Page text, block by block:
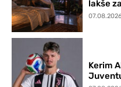
lakše
Kerim